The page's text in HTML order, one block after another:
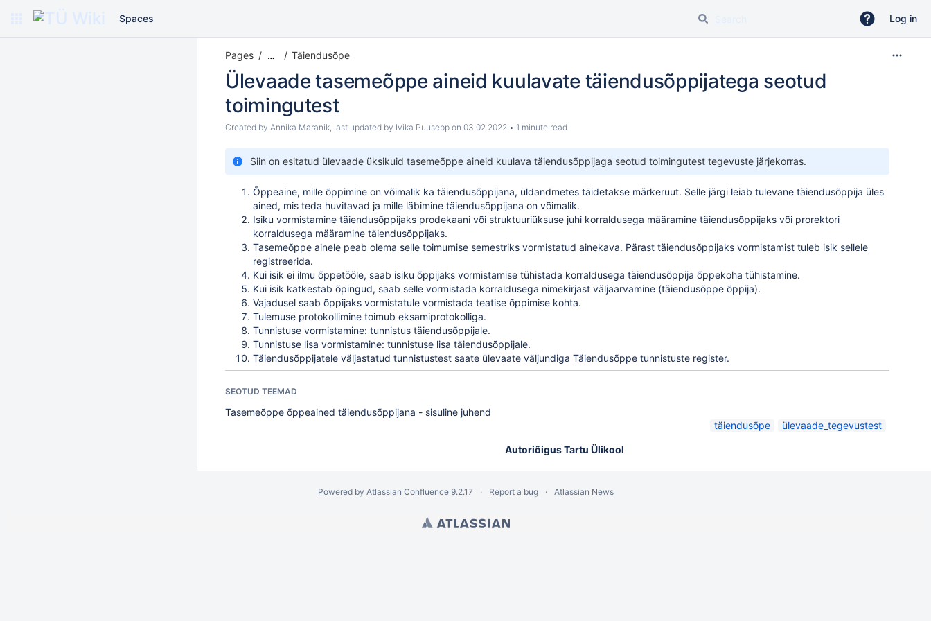
Spaces Log in
Pages … Täiendusõpe
Ülevaade tasemeõppe aineid kuulavate täiendusõppijatega seotud
toimingutest
Created by Annika Maranik, last updated by Ivika Puusepp on 03.02.2022 1 minute read
Siin on esitatud ülevaade üksikuid tasemeõppe aineid kuulava täiendusõppijaga seotud toimingutest tegevuste järjekorras.
Õppeaine, mille õppimine on võimalik ka täiendusõppijana, üldandmetes täidetakse märkeruut. Selle järgi leiab tulevane täiendusõppija üles
ained, mis teda huvitavad ja mille läbimine täiendusõppijana on võimalik.
Isiku vormistamine täiendusõppijaks prodekaani või struktuuriüksuse juhi korraldusega määramine täiendusõppijaks või prorektori
korraldusega määramine täiendusõppijaks.
Tasemeõppe ainele peab olema selle toimumise semestriks vormistatud ainekava. Pärast täiendusõppijaks vormistamist tuleb isik sellele
registreerida.
Kui isik ei ilmu õppetööle, saab isiku õppijaks vormistamise tühistada korraldusega täiendusõppija õppekoha tühistamine.
Kui isik katkestab õpingud, saab selle vormistada korraldusega nimekirjast väljaarvamine (täiendusõppe õppija).
Vajadusel saab õppijaks vormistatule vormistada teatise õppimise kohta.
Tulemuse protokollimine toimub eksamiprotokolliga.
Tunnistuse vormistamine: tunnistus täiendusõppijale.
Tunnistuse lisa vormistamine: tunnistuse lisa täiendusõppijale.
Täiendusõppijatele väljastatud tunnistustest saate ülevaate väljundiga Täiendusõppe tunnistuste register.
SEOTUD TEEMAD
Tasemeõppe õppeained täiendusõppijana - sisuline juhend
täiendusõpe
ülevaade_tegevustest
Autoriõigus Tartu Ülikool
Powered by Atlassian Confluence 9.2.17 Report a bug Atlassian News